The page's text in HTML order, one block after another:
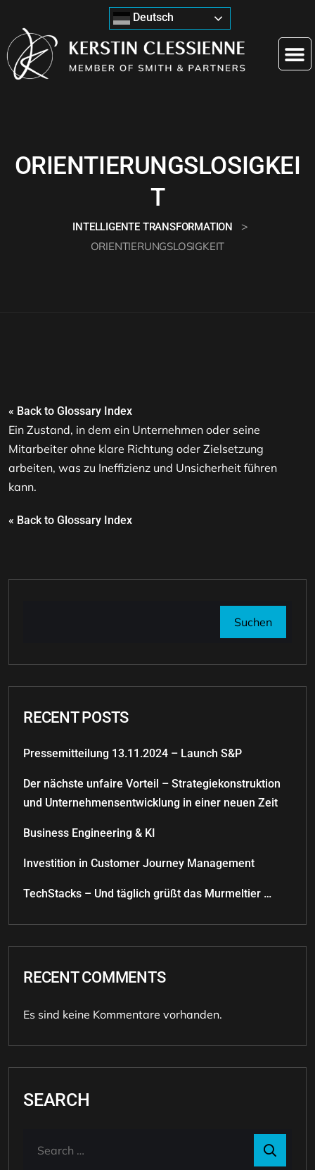
Deutsch
ORIENTIERUNGSLOSIGKEI
T
INTELLIGENTE TRANSFORMATION >
ORIENTIERUNGSLOSIGKEIT
« Back to Glossary Index
Ein Zustand, in dem ein Unternehmen oder seine
Mitarbeiter ohne klare Richtung oder Zielsetzung
arbeiten, was zu Ineffizienz und Unsicherheit führen
kann.
« Back to Glossary Index
Suchen
RECENT POSTS
Pressemitteilung 13.11.2024 – Launch S&P
Der nächste unfaire Vorteil – Strategiekonstruktion
und Unternehmensentwicklung in einer neuen Zeit
Business Engineering & KI
Investition in Customer Journey Management
TechStacks – Und täglich grüßt das Murmeltier …
RECENT COMMENTS
Es sind keine Kommentare vorhanden.
SEARCH